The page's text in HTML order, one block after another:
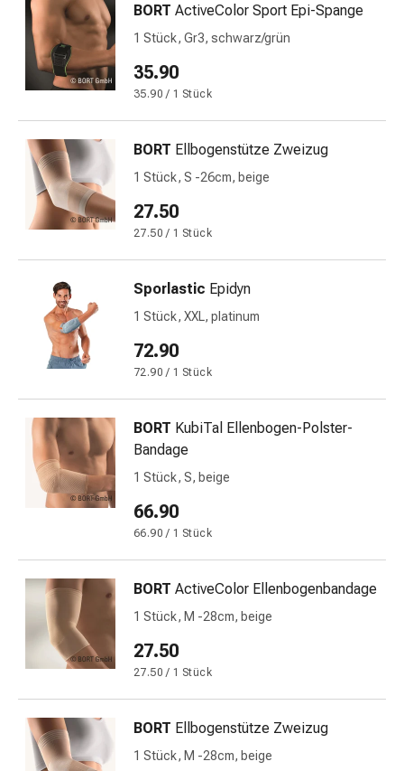
Schwitzen
Unreine
Haut
Fieberblasen
Naturmittel
Bachblütentherapie
Aus
Pflanzenknospen
Homöopathie
Phytotherapie
Schüssler-
Anthroposophika
Niere,
Prostata
Harnwegsbeschwerden
Prostata
Nieren-
und
Blasenbeschwerden
&
Fieber
Kopfschmerzen
Migräne
Muskel-
&
Gelenkschmerzen
Schmerztherapie
BORT ActiveColor Sport Epi-Spange
1 Stück, Gr3, schwarz/grün
35.90
35.90 / 1 Stück
BORT Ellbogenstütze Zweizug
1 Stück, S -26cm, beige
27.50
27.50 / 1 Stück
Sporlastic Epidyn
1 Stück, XXL, platinum
72.90
72.90 / 1 Stück
BORT KubiTal Ellenbogen-Polster-
Bandage
1 Stück, S, beige
66.90
66.90 / 1 Stück
BORT ActiveColor Ellenbogenbandage
1 Stück, M -28cm, beige
27.50
27.50 / 1 Stück
BORT Ellbogenstütze Zweizug
1 Stück, M -28cm, beige